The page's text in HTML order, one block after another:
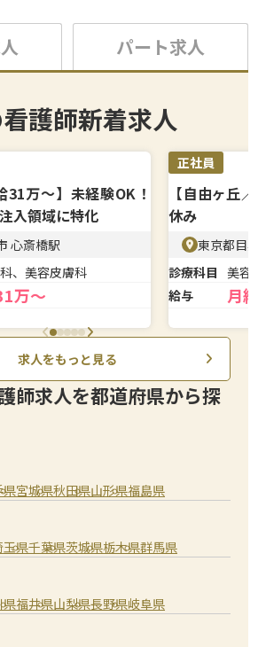
パート求人
護師新着求人
31万〜】未経験OK！
入領域に特化
心斎橋駅
、美容皮膚科
万～
正社員
【自由ヶ丘
休み
東京都目
診療科目
美容
給与
月給
求人をもっと見る
師求人を都道府県から探
県宮城県秋田県山形県福島県
玉県千葉県茨城県栃木県群馬県
県福井県山梨県長野県岐阜県